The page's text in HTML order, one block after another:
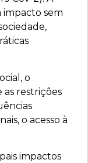
impacto sem
o
as restrições
o acesso à
impactos